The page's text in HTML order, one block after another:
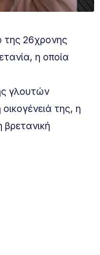
της 26χρονης
η οποία
γλουτών
της, η
βρετανική